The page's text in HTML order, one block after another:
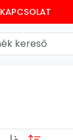
KAPCSOLAT